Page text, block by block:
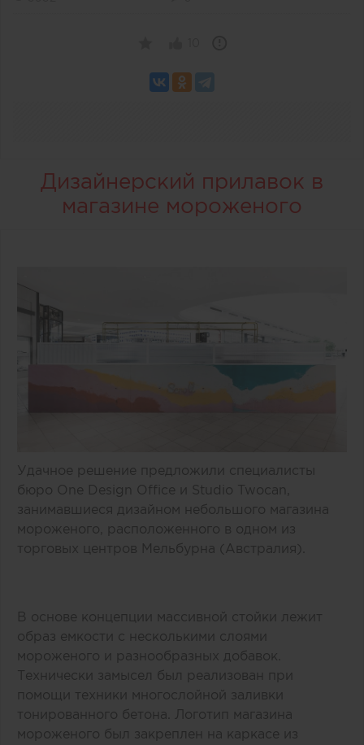
Дизайнерский прилавок в
магазине мороженого
Удачное решение предложили специалисты
бюро One Design Office и Studio Twocan,
занимавшиеся дизайном небольшого магазина
мороженого, расположенного в одном из
торговых центров Мельбурна (Австралия).
В основе концепции массивной стойки лежит
образ емкости с несколькими слоями
мороженого и разнообразных добавок.
Технически замысел был реализован при
помощи техники многослойной заливки
тонированного бетона. Логотип магазина
мороженого был закреплен на каркасе из